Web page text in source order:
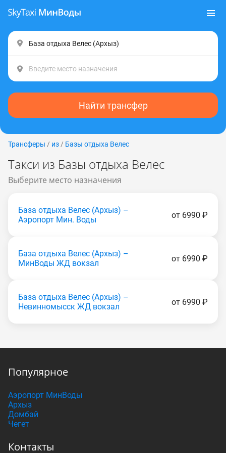
Найти трансфер
Трансферы / из / Базы отдыха Велес
Такси из Базы отдыха Велес
Выберите место назначения
База отдыха Велес (Apxыз) –
Аэропорт Мин. Воды
от 6990 ₽
База отдыха Велес (Apxыз) –
МинВоды ЖД вокзал
от 6990 ₽
База отдыха Велес (Apxыз) –
Невинномысск ЖД вокзал
от 6990 ₽
Популярное
Аэропорт МинВоды
Архыз
Домбай
Чегет
Контакты